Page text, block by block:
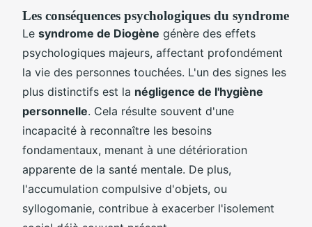
Les conséquences psychologiques du syndrome
Le syndrome de Diogène génère des effets
psychologiques majeurs, affectant profondément
la vie des personnes touchées. L'un des signes les
plus distinctifs est la négligence de l'hygiène
personnelle. Cela résulte souvent d'une
incapacité à reconnaître les besoins
fondamentaux, menant à une détérioration
apparente de la santé mentale. De plus,
l'accumulation compulsive d'objets, ou
syllogomanie, contribue à exacerber l'isolement